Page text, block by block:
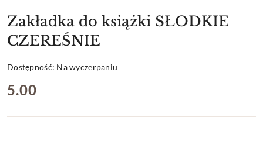
Zakładka do książki SŁODKIE
CZEREŚNIE
Dostępność: Na wyczerpaniu
cena:
5.00